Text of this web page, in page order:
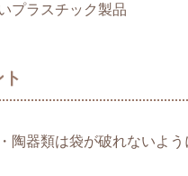
プラスチック製品
陶器類は袋が破れないよ